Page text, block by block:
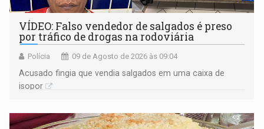
VÍDEO: Falso vendedor de salgados é preso
por tráfico de drogas na rodoviária
Polícia 09 de Agosto de 2026 às 09:04
Acusado fingia que vendia salgados em uma caixa de
isopor